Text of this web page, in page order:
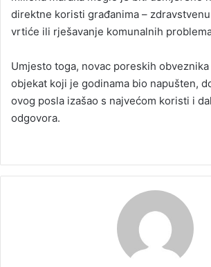
direktne koristi građanima –
vrtiće ili rješavanje komunalnih
Umjesto toga, novac poreskih
objekat koji je godinama bio napušten,
ovog posla izašao s najvećom koristi i
odgovora.